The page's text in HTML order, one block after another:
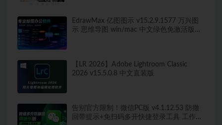
EdrawMax 亿图图示 v15.2.9.1577 万兴图
示 思维导图 win/mac 中文绿色免激活版
【LR 2026】Adobe Lightroom Classic
2026 v15.5.0.8 中文直装版
告别官方限制！微信PC版 v4.1.12.53 防撤
回带提示+免扫码多开快捷登录工具 工作生